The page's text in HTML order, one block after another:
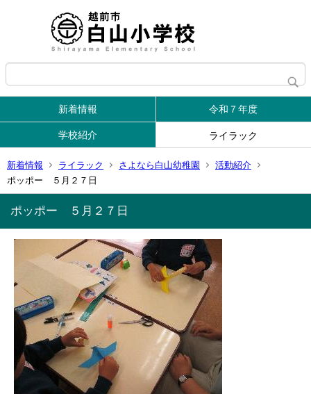
新着情報 令和７年度
学校紹介 ライラック
新着情報 ライラック さよなら白山幼稚園
活動紹介
ポッポー ５月２７日
ポッポー ５月２７日